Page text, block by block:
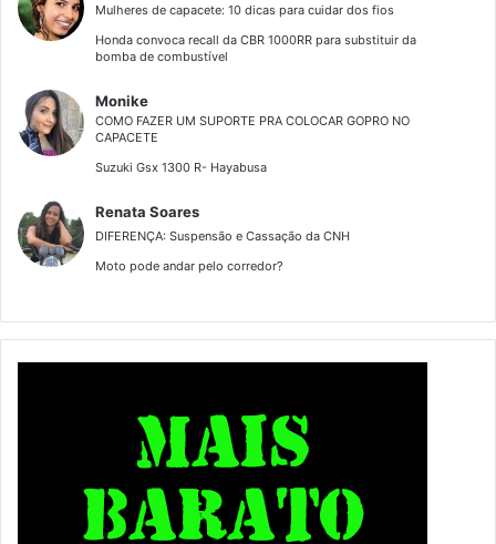
Item indispensável para motociclista, a segunda pele da
Solo possui zíper frontal e é confeccionada em tecido anti
Você encontra aqui:
Mulheres de capacete: 10 dicas para cuidar dos fios
Honda convoca recall da CBR 1000RR para substituir da
bomba de combustível
Monike
COMO FAZER UM SUPORTE PRA COLOCAR GOPRO NO
CAPACETE
Suzuki Gsx 1300 R- Hayabusa
Renata Soares
DIFERENÇA: Suspensão e Cassação da CNH
Moto pode andar pelo corredor?